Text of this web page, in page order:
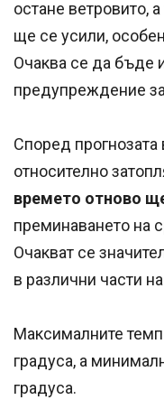
остане ветровито,
ще се усили,
Очаква се да бъде
предупреждение
Според
относително
времето отново
преминаването на
Очакват се
в различни части
Максималните
градуса, а
градуса.